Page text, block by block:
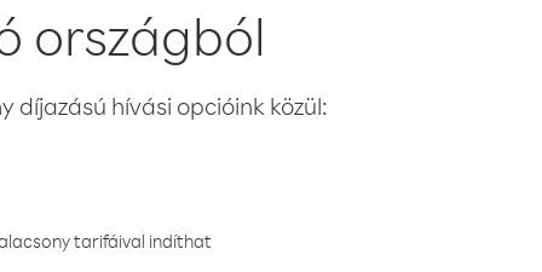
országból
díjazású hívási opcióink közül:
tarifáival indíthat